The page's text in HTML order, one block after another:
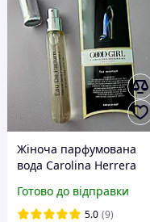
Жіноча парфумована
вода Carolina Herrera
Готово до відправки
5.0 (9)